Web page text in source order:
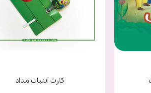
کارت آبنبات مداد